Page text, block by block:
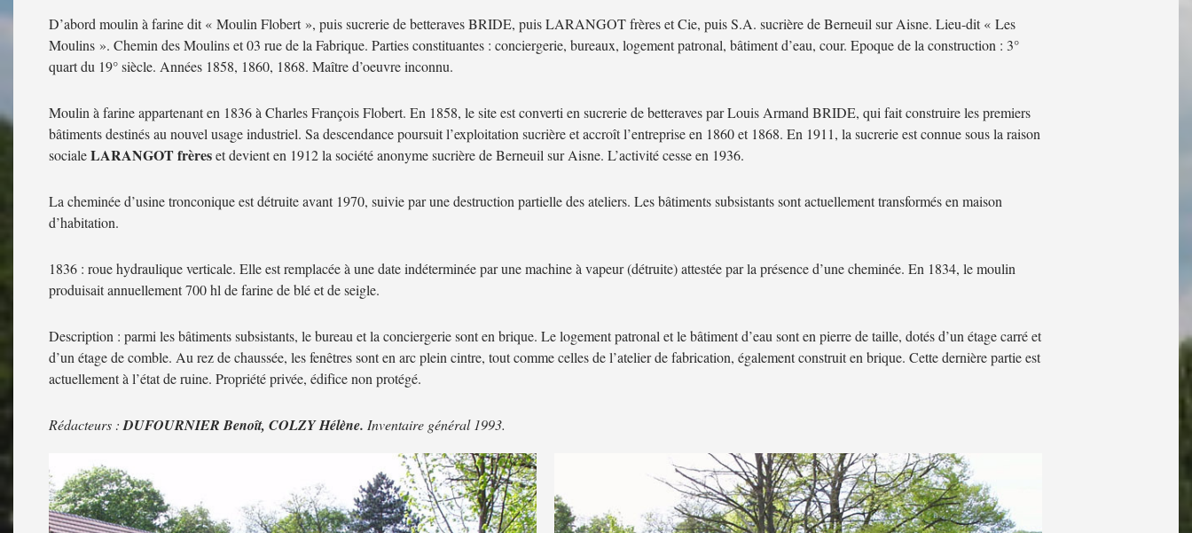
D’abord moulin à farine dit « Moulin Flobert », puis sucrerie de betteraves BRIDE, puis LARANGOT frères et Cie, puis S.A. sucrière de Berneuil sur Aisne. Lieu-dit « Les
Moulins ». Chemin des Moulins et 03 rue de la Fabrique. Parties constituantes : conciergerie, bureaux, logement patronal, bâtiment d’eau, cour. Epoque de la construction : 3°
quart du 19° siècle. Années 1858, 1860, 1868. Maître d’oeuvre inconnu.
Moulin à farine appartenant en 1836 à Charles François Flobert. En 1858, le site est converti en sucrerie de betteraves par Louis Armand BRIDE, qui fait construire les premiers
bâtiments destinés au nouvel usage industriel. Sa descendance poursuit l’exploitation sucrière et accroît l’entreprise en 1860 et 1868. En 1911, la sucrerie est connue sous la raison
socialeLARANGOT frèreset devient en 1912 la société anonyme sucrière de Berneuil sur Aisne. L’activité cesse en 1936.
La cheminée d’usine tronconique est détruite avant 1970, suivie par une destruction partielle des ateliers. Les bâtiments subsistants sont actuellement transformés en maison
d’habitation.
1836 : roue hydraulique verticale. Elle est remplacée à une date indéterminée par une machine à vapeur (détruite) attestée par la présence d’une cheminée. En 1834, le moulin
produisait annuellement 700 hl de farine de blé et de seigle.
Description : parmi les bâtiments subsistants, le bureau et la conciergerie sont en brique. Le logement patronal et le bâtiment d’eau sont en pierre de taille, dotés d’un étage carré et
d’un étage de comble. Au rez de chaussée, les fenêtres sont en arc plein cintre, tout comme celles de l’atelier de fabrication, également construit en brique. Cette dernière partie est
actuellement à l’état de ruine. Propriété privée, édifice non protégé.
Rédacteurs : DUFOURNIER Benoît, COLZY Hélène. Inventaire général 1993.